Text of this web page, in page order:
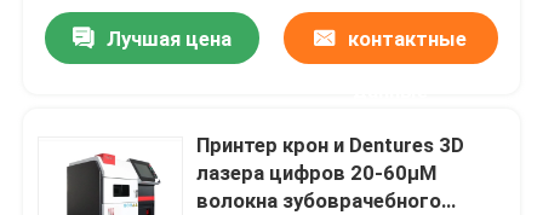
Лучшая цена контактные
Принтер крон и Dentures 3D
лазера цифров 20-60μM
волокна зубоврачебного